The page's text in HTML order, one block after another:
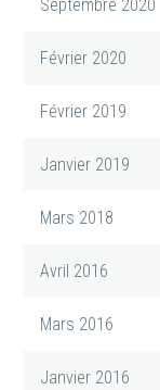
Septembre 2020
Février 2020
Février 2019
Janvier 2019
Mars 2018
Avril 2016
Mars 2016
Janvier 2016